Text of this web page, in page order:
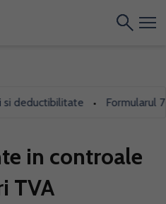
• Formularul 700,
in controale
TVA